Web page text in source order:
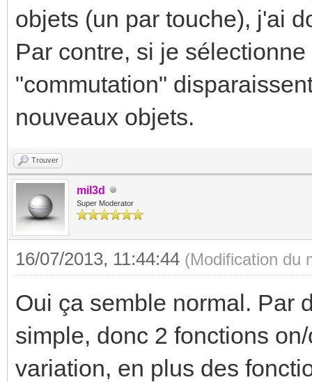
objets (un par touche), j'ai
Par contre, si je
"commutation"
nouveaux objets.
Trouver
mil3d
Super Moderator
16/07/2013, 11:44:44 (Modification du
Oui ça semble normal. Par
simple, donc 2 fonctions
variation, en plus des